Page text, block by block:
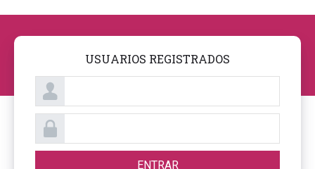
USUARIOS REGISTRADOS